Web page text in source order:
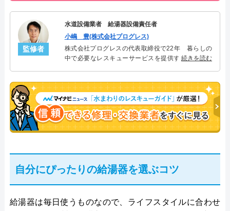
監修者
水道設備業者 給湯器設備責任者
小嶋 豊(株式会社プログレス)
株式会社プログレスの代表取締役で22年 暮らしの
中で必要なレスキューサービスを提供する株式会社
決。多くのお客様に信頼される「給湯器」のスペシ
ャリスト。
続きを読む
自分にぴったりの給湯器を選ぶコツ
給湯器は毎日使うものなので、ライフスタイルに合わせ